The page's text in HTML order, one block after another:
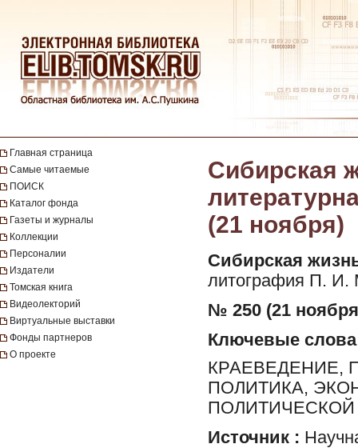
Главная страница
Самые читаемые
ПОИСК
Каталог фонда
Газеты и журналы
Коллекции
Персоналии
Издатели
Томская книга
Видеолекторий
Виртуальные выставки
Фонды партнеров
О проекте
Сибирская
(21 ноября)
Сибирская
литография П. И.
№ 250 (21
Ключевые слова
КРАЕВЕДЕНИЕ,
ПОЛИТИКА,
Источник :